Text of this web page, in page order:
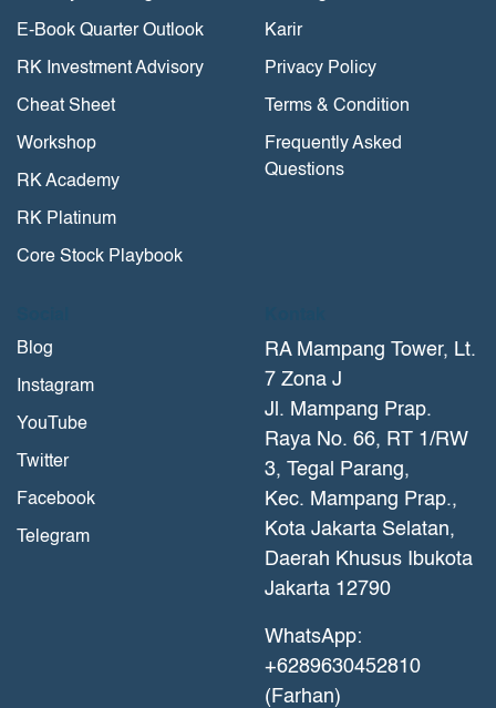
E-Book Quarter Outlook
RK Investment Advisory
Cheat Sheet
Workshop
RK Academy
RK Platinum
Core Stock Playbook
Karir
Privacy Policy
Terms & Condition
Frequently Asked
Questions
Blog
Instagram
YouTube
Twitter
Facebook
Telegram
RA Mampang Tower, Lt.
7 Zona J
Jl. Mampang Prap.
Raya No. 66, RT 1/RW
3, Tegal Parang,
Kec. Mampang Prap.,
Kota Jakarta Selatan,
Daerah Khusus Ibukota
Jakarta 12790
WhatsApp:
+6289630452810
(Farhan)